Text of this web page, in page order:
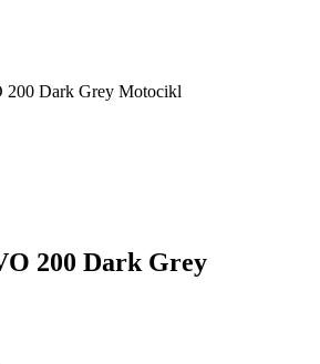
200 Dark Grey Motocikl
200 Dark Grey